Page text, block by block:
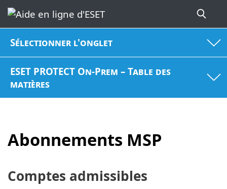
Sélectionner l'onglet
ESET PROTECT On-Prem – Table des
matières
Abonnements MSP
Comptes admissibles